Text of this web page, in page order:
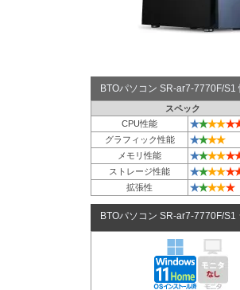
BTOパソコン SR-ar7-7770F/S1
スペック
CPU性能
★★★★★
グラフィック性能 ★★★★
メモリ性能 ★★★★★
ストレージ性能 ★★★★★
拡張性 ★★★★★
BTOパソコン SR-ar7-7770F/S1